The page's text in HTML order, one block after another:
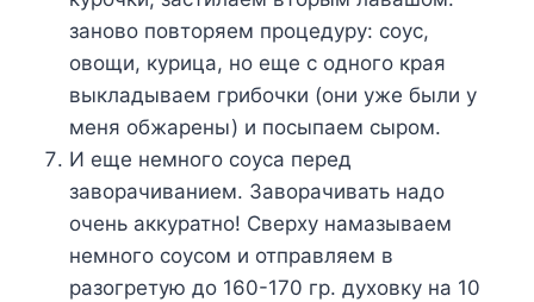
заново повторяем процедуру: соус,
овощи, курица, но еще с одного края
выкладываем грибочки (они уже были у
меня обжарены) и посыпаем сыром.
И еще немного соуса перед
заворачиванием. Заворачивать надо
очень аккуратно! Сверху намазываем
немного соусом и отправляем в
разогретую до 160-170 гр. духовку на 10